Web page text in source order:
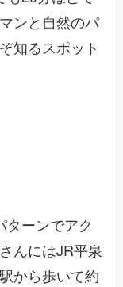
ンと自然のパ
知るスポット
ターンでアク
んにはJR平泉
から歩いて約